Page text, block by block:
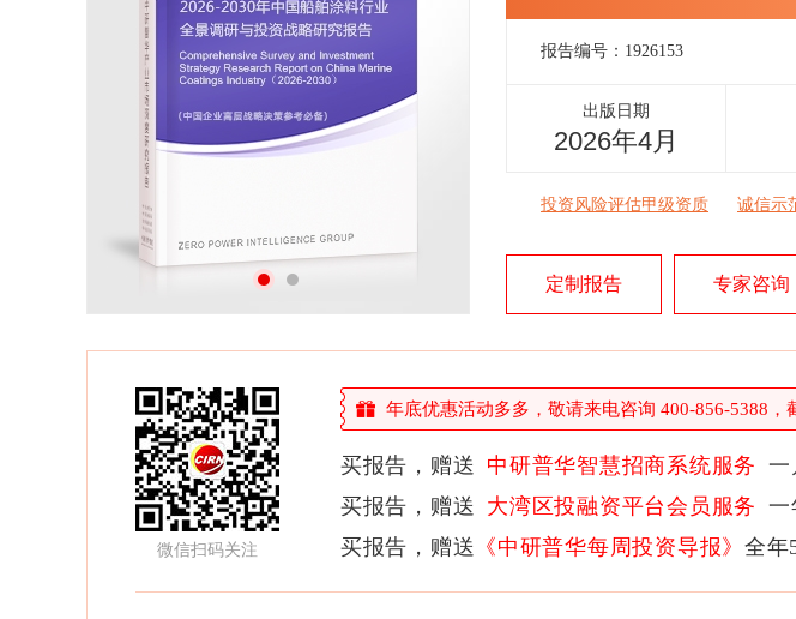
报告编号： 1926153
出版日期
2026年4月
投资风险评估甲级资质 诚信示
定制报告 专家咨询
微信扫码关注
年底优惠活动多多，敬请来电咨询 400-856-5388，
买报告，赠送 中研普华智慧招商系统服务 一
买报告，赠送
大湾区投融资平台会员服务 一
买报告，赠送 《中研普华每周投资导报》 全年